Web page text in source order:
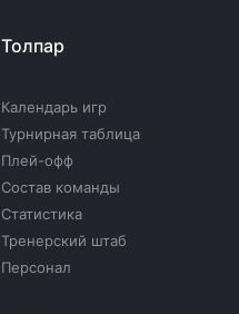
Толпар
Календарь игр
Турнирная таблица
Плей-офф
Состав команды
Статистика
Тренерский штаб
Персонал